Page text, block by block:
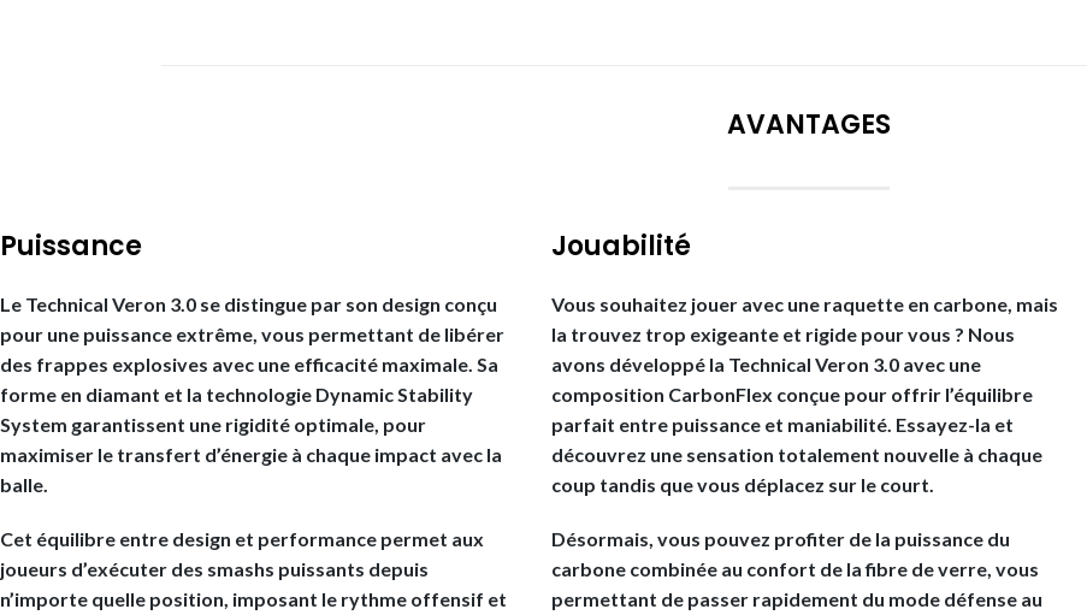
AVANTAGES
Puissance
Le Technical Veron 3.0 se distingue par son design conçu
pour une puissance extrême, vous permettant de libérer
des frappes explosives avec une efficacité maximale. Sa
forme en diamant et la technologie Dynamic Stability
System garantissent une rigidité optimale, pour
maximiser le transfert d’énergie à chaque impact avec la
balle.
Cet équilibre entre design et performance permet aux
joueurs d’exécuter des smashs puissants depuis
n’importe quelle position, imposant le rythme offensif et
Jouabilité
Vous souhaitez jouer avec une raquette en carbone, mais
la trouvez trop exigeante et rigide pour vous ? Nous
avons développé la Technical Veron 3.0 avec une
composition CarbonFlex conçue pour offrir l’équilibre
parfait entre puissance et maniabilité. Essayez-la et
découvrez une sensation totalement nouvelle à chaque
coup tandis que vous déplacez sur le court.
Désormais, vous pouvez profiter de la puissance du
carbone combinée au confort de la fibre de verre, vous
permettant de passer rapidement du mode défense au